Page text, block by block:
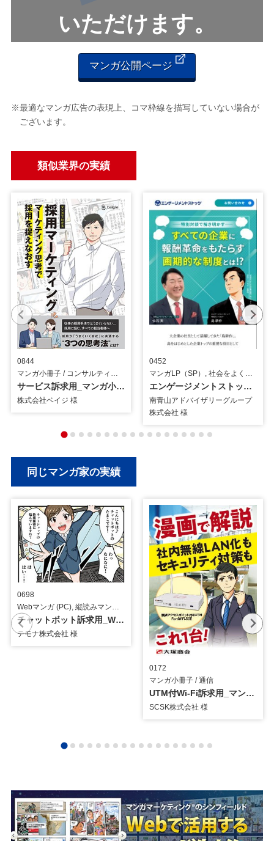
いただけます。
マンガ公開ページ
※最適なマンガ広告の表現上、コマ枠線を描写していない場合が
ございます。
類似業界の実績
0844
サービス訴求用_マンガ小冊子
株式会社ベイジ 様
0452
エンゲージメントストック訴求用_島耕作×仙石CEO_マンガLP
南青山アドバイザリーグループ
株式会社 様
同じマンガ家の実績
0698
Webマンガ (PC), 縦読みマンガ, イラスト / システム・ツール
チャットボット訴求用_Webマンガ
テモナ株式会社 様
0172
マンガ小冊子 / 通信
UTM付Wi-Fi訴求用_マンガ小冊子
SCSK株式会社 様